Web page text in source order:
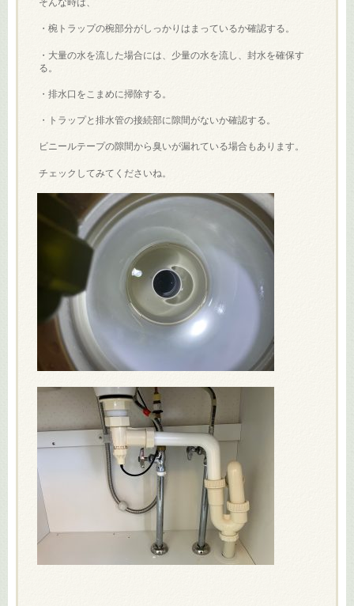
そんな時は、
・椀トラップの椀部分がしっかりはまっているか確認する。
・大量の水を流した場合には、少量の水を流し、封水を確保す
る。
・排水口をこまめに掃除する。
・トラップと排水管の接続部に隙間がないか確認する。
ビニールテープの隙間から臭いが漏れている場合もあります。
チェックしてみてくださいね。